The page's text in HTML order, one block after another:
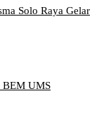
Solo Raya Gelar
BEM UMS